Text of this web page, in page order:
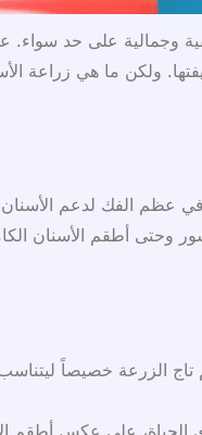
وجمالية على حد
ولكن ما هي زراعة
عظم الفك لدعم الأسنان
وحتى أطقم الأسنان
تاج الزرعة خصيصاً
على عكس أطقم